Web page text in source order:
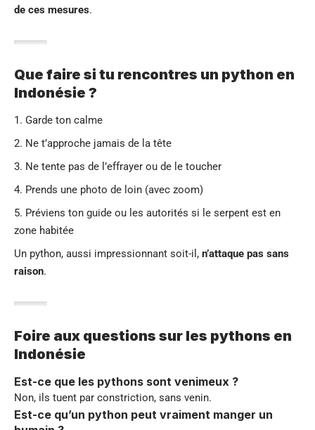
de ces mesures.
Que faire si tu rencontres un python en
Indonésie ?
Garde ton calme
Ne t’approche jamais de la tête
Ne tente pas de l’effrayer ou de le toucher
Prends une photo de loin (avec zoom)
Préviens ton guide ou les autorités si le serpent est en
zone habitée
Un python, aussi impressionnant soit-il, n’attaque pas sans
raison.
Foire aux questions sur les pythons en
Indonésie
Est-ce que les pythons sont venimeux ?
Non, ils tuent par constriction, sans venin.
Est-ce qu’un python peut vraiment manger un